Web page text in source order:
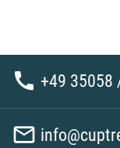
 +49 35058
